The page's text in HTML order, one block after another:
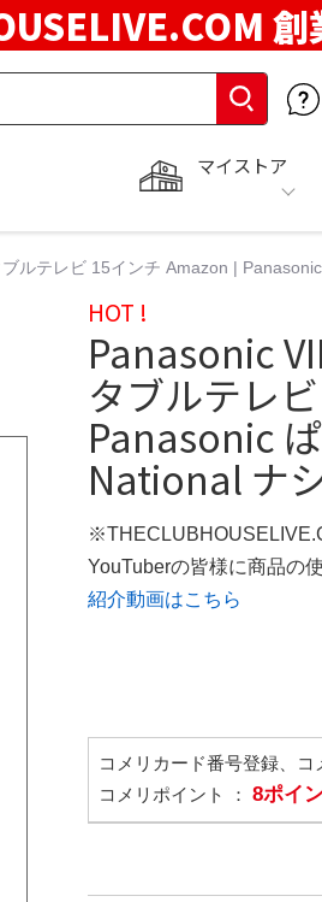
創
マイストア
ルテレビ 15インチ Amazon |
HOT !
Panasonic
タブルテレ
Panasonic
National ナ
YouTuberの皆様に商品の
紹介動画はこちら
コメリカード番号登録、
コメリポイント ： 8ポイ